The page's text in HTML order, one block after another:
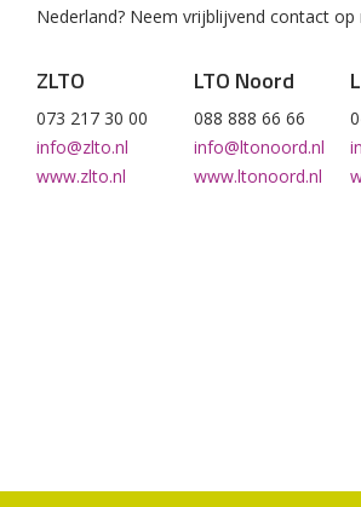
Nederland? Neem vrijblijvend contact op
ZLTO
073 217 30 00
info@zlto.nl
www.zlto.nl
LTO Noord
088 888 66 66
info@ltonoord.nl
www.ltonoord.nl